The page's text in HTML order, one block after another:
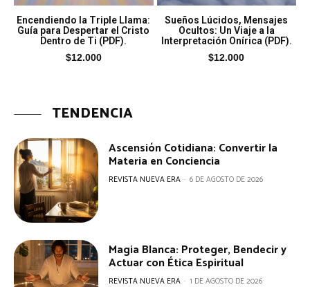
Encendiendo la Triple Llama:
Guía para Despertar el Cristo
Dentro de Ti (PDF).
$12.000
Sueños Lúcidos, Mensajes
Ocultos: Un Viaje a la
Interpretación Onírica (PDF).
$12.000
TENDENCIA
Ascensión Cotidiana: Convertir la
Materia en Conciencia
REVISTA NUEVA ERA - 6 DE AGOSTO DE 2026
Magia Blanca: Proteger, Bendecir y
Actuar con Ética Espiritual
REVISTA NUEVA ERA - 1 DE AGOSTO DE 2026